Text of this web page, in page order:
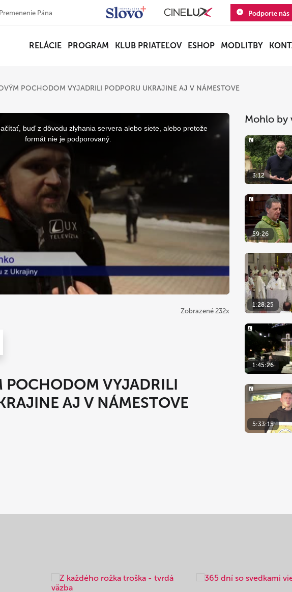
Premenenie Pána Podporte nás
RELÁCIE PROGRAM KLUB PRIATEĽOV ESHOP MODLITBY
POCHODOM VYJADRILI PODPORU UKRAJINE AJ V NÁMESTOVE
buď z dôvodu zlyhania servera alebo siete, alebo pretože
formát nie je podporovaný.
Zobrazené 232x
POCHODOM VYJADRILI
AJ V NÁMESTOVE
Mohlo by
3:12
59:26
1:28:25
1:45:26
5:33:15